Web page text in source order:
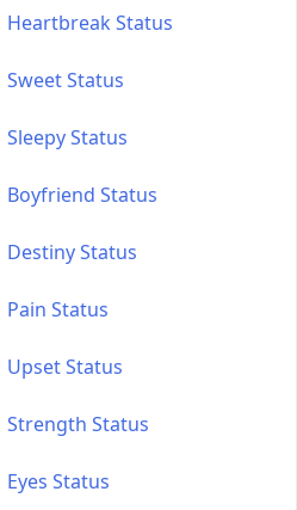
Heartbreak Status
Sweet Status
Sleepy Status
Boyfriend Status
Destiny Status
Pain Status
Upset Status
Strength Status
Eyes Status